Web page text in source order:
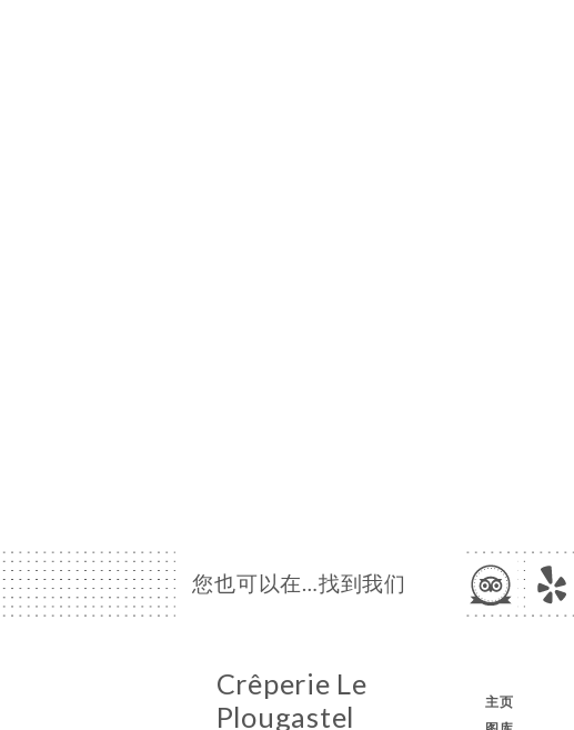
您也可以在…找到我们
Crêperie Le
Plougastel
主页